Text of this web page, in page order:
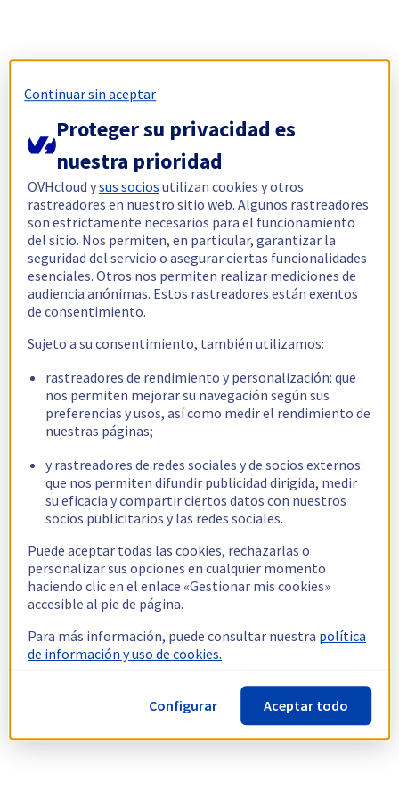
Continuar sin aceptar
Proteger su privacidad es
nuestra prioridad
OVHcloud ysus socios utilizan cookies y otros
rastreadores en nuestro sitio web. Algunos rastreadores
son estrictamente necesarios para el funcionamiento
del sitio. Nos permiten, en particular, garantizar la
seguridad del servicio o asegurar ciertas funcionalidades
esenciales. Otros nos permiten realizar mediciones de
audiencia anónimas. Estos rastreadores están exentos
de consentimiento.
Sujeto a su consentimiento, también utilizamos:
rastreadores de rendimiento y personalización: que
nos permiten mejorar su navegación según sus
preferencias y usos, así como medir el rendimiento de
nuestras páginas;
y rastreadores de redes sociales y de socios externos:
que nos permiten difundir publicidad dirigida, medir
su eficacia y compartir ciertos datos con nuestros
socios publicitarios y las redes sociales.
Puede aceptar todas las cookies, rechazarlas o
personalizar sus opciones en cualquier momento
haciendo clic en el enlace «Gestionar mis cookies»
accesible al pie de página.
Para más información, puede consultar nuestra política
de información y uso de cookies.
Configurar Aceptar todo